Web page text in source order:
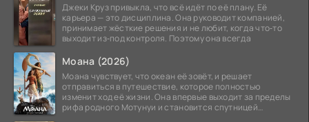
Джеки Круз привыкла, что всё идёт по её плану. Её
карьера — это дисциплина. Она руководит компанией,
принимает жёсткие решения и не любит, когда что‑то
выходит из‑под контроля. Поэтому она всегда
Моана (2026)
Моана чувствует, что океан её зовёт, и решает
отправиться в путешествие, которое полностью
изменит ход её жизни. Она впервые выходит за пределы
рифа родного Мотунуи и становится спутницей